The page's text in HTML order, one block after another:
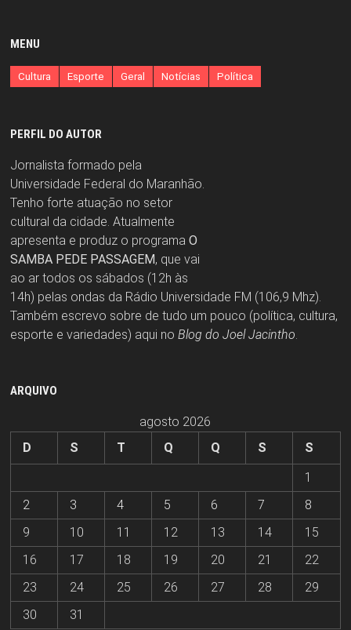
MENU
Cultura Esporte Geral Notícias Política
PERFIL DO AUTOR
Jornalista formado pela
Universidade Federal do Maranhão.
Tenho forte atuação no setor
cultural da cidade. Atualmente
apresenta e produz o programa O
SAMBA PEDE PASSAGEM, que vai
ao ar todos os sábados (12h às
14h) pelas ondas da Rádio Universidade FM (106,9 Mhz).
Também escrevo sobre de tudo um pouco (política, cultura,
esporte e variedades) aqui no Blog do Joel Jacintho.
ARQUIVO
agosto 2026
D
S T Q Q S
S
1
2
3 4 5 6 7
8
9
10 11 12 13 14
15
16
17 18 19 20 21
22
23
24 25 26 27 28
29
30
31